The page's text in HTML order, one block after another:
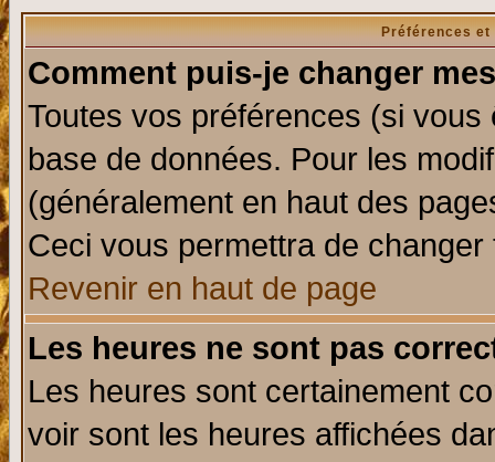
Préférences
Comment puis-je changer
Toutes vos préférences (si
base de données. Pour les
(généralement en haut des
Ceci vous permettra de
Revenir en haut de page
Les heures ne sont pas
Les heures sont certainement
voir sont les heures affichées